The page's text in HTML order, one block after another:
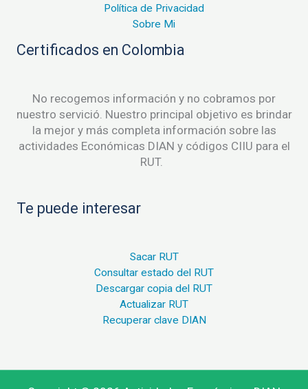
Política de Privacidad
Sobre Mi
Certificados en Colombia
No recogemos información y no cobramos por
nuestro servició. Nuestro principal objetivo es brindar
la mejor y más completa información sobre las
actividades Económicas DIAN y códigos CIIU para el
RUT.
Te puede interesar
Sacar RUT
Consultar estado del RUT
Descargar copia del RUT
Actualizar RUT
Recuperar clave DIAN